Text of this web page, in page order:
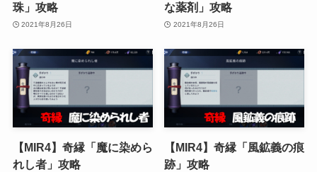
珠」攻略
2021年8月26日
な薬剤」攻略
2021年8月26日
【MIR4】奇縁「魔に染めら
れし者」攻略
【MIR4】奇縁「風鉱義の痕
跡」攻略